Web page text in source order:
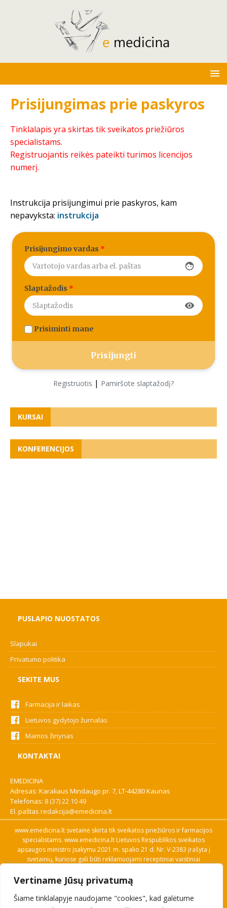
Vertiname Jūsų privatumą
Šiame tinklalapyje naudojame "cookies", kad galėtume
Prisijungimas prie paskyros
Tinklalapis yra skirtas tik sveikatos priežiūros
specialistams.
Registruojantis reikės pateikti turimos licencijos
numerį.
Instrukcija prisijungimui prie paskyros, kam
nepavyksta: instrukcija
Prisijungimo vardas *
face
Slaptažodis *
visibility
Prisiminti mane
Registruotis | Pamiršote slaptažodį?
KURSAI
KONFERENCIJOS
PUSLAPIO NUOSTATOS
Slapukai
Privatumo politika
SEKITE MUS
Farmacija ir laikas
Lietuvos gydytojo žurnalas
Mamos žinynas
KONTAKTAI
EMEDICINA
Adresas: Karaliaus Mindaugo pr. 7, LT-44280 Kaunas
Telefonas: 8 (37) 22 10 49
El. paštas redakcija@emedicina.lt
www.emedicina.lt svetainė skirta tik sveikatos priežiūros ir farmacijos
specialistams. www.emedicina.lt Lietuvos Respublikos sveikatos
apsaugos ministro įsakymu 2021 m. spalio 21 d. Nr. V-2383 įrašyta į
svetainių, kuriose gali būti reklamuojami receptiniai vaistiniai
savo profesinę kvalifikaciją. Naudingos nuorodos: Vaistų ir medicinos
pagalbos priemonių kainų paieška, VVKT tinklalapis, Sveikatos
priežiūros ar farmacijos specialisto pranešimo apie įtariamą